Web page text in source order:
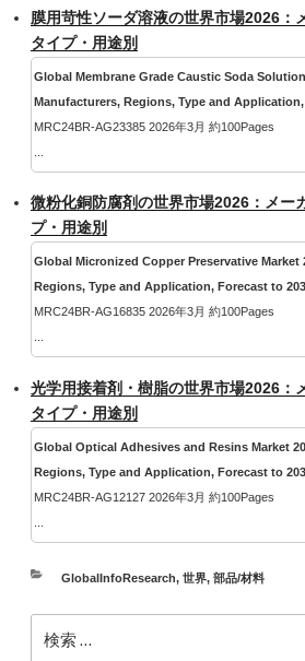
膜用苛性ソーダ溶液の世界市場2026：
タイプ・用途別
Global Membrane Grade Caustic Soda
Manufacturers, Regions, Type and
MRC24BR-AG23385 2026年3月 約100Pages
微粉化銅防腐剤の世界市場2026：メー
プ・用途別
Global Micronized Copper Preservative Market
Regions, Type and Application, Forecast to
MRC24BR-AG16835 2026年3月 約100Pages
光学用接着剤・樹脂の世界市場2026：
タイプ・用途別
Global Optical Adhesives and Resins Market
Regions, Type and Application, Forecast to
MRC24BR-AG12127 2026年3月 約100Pages
カ
リ
GlobalInfoResearch, 世界, 部品/材料
索: